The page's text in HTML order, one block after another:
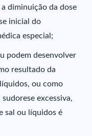
diminuição da dose
inicial do
especial;
podem desenvolver
resultado da
ou como
excessiva,
sal ou líquidos é